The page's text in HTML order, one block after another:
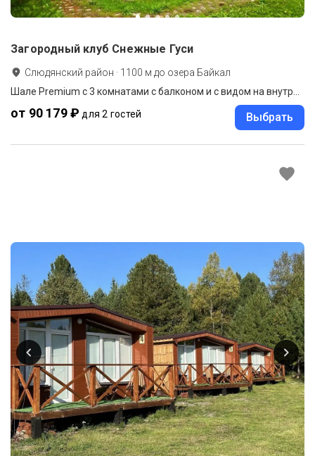
Загородный клуб Снежные Гуси
Слюдянский район · 1100 м до озера Байкал
Шале Premium с 3 комнатами с балконом и с видом на внутренний двор
от 90 179 ₽ для 2 гостей Выбрать